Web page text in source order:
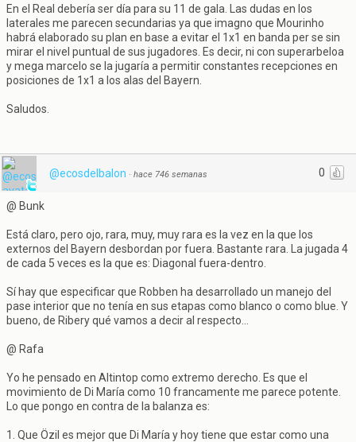
En el Real debería ser día para su 11 de gala. Las dudas en los
laterales me parecen secundarias ya que imagno que Mourinho
habrá elaborado su plan en base a evitar el 1x1 en banda per se sin
mirar el nivel puntual de sus jugadores. Es decir, ni con superarbeloa
y mega marcelo se la jugaría a permitir constantes recepciones en
posiciones de 1x1 a los alas del Bayern.
Saludos.
0
@ecosdelbalon · hace 746 semanas
@ Bunk
Está claro, pero ojo, rara, muy, muy rara es la vez en la que los
externos del Bayern desbordan por fuera. Bastante rara. La jugada 4
de cada 5 veces es la que es: Diagonal fuera-dentro.
Sí hay que especificar que Robben ha desarrollado un manejo del
pase interior que no tenía en sus etapas como blanco o como blue. Y
bueno, de Ribery qué vamos a decir al respecto...
@ Rafa
Yo he pensado en Altintop como extremo derecho. Es que el
movimiento de Di María como 10 francamente me parece potente.
Lo que pongo en contra de la balanza es:
1. Que Özil es mejor que Di María y hoy tiene que estar como una